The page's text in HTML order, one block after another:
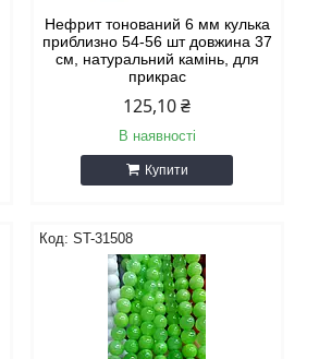
Нефрит тонований 6 мм кулька
приблизно 54-56 шт довжина 37
см, натуральний камінь, для
прикрас
125,10 ₴
В наявності
Купити
ST-31508